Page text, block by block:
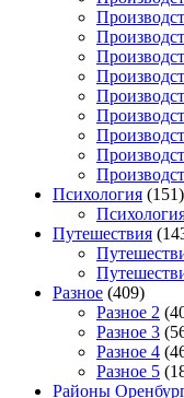
Психология (151)
Путешествия
Разное (409)
Разное 2
Разное 3
Разное 4
Разное 5
Районы